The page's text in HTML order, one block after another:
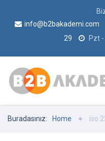
info@b2bakademi.com
29
Pzt
Buradasınız: Home iso